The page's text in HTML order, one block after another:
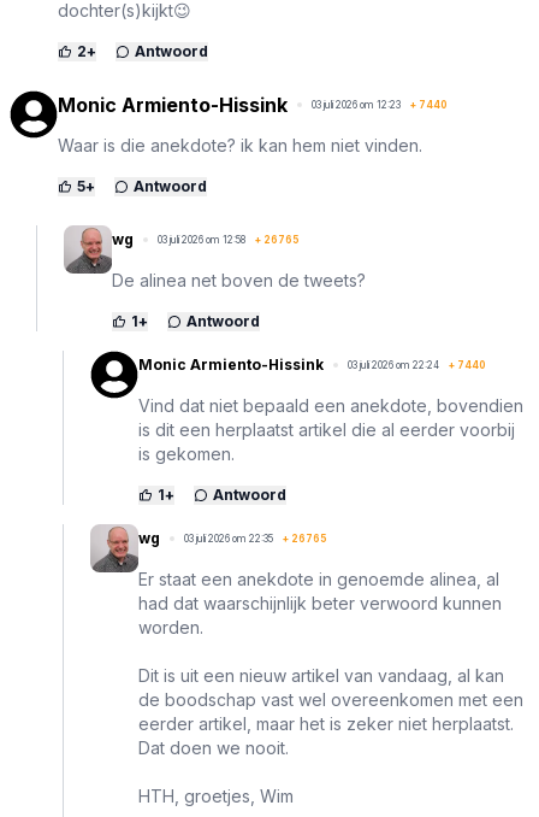
dochter(s)kijkt😉
2+ Antwoord
Monic Armiento-Hissink 03 juli 2026 om 12:23 + 7440
Waar is die anekdote? ik kan hem niet vinden.
5+ Antwoord
wg 03 juli 2026 om 12:58 + 26765
De alinea net boven de tweets?
1+ Antwoord
Monic Armiento-Hissink 03 juli 2026 om 22:24 + 7440
Vind dat niet bepaald een anekdote, bovendien
is dit een herplaatst artikel die al eerder voorbij
is gekomen.
1+ Antwoord
wg 03 juli 2026 om 22:35 + 26765
Er staat een anekdote in genoemde alinea, al
had dat waarschijnlijk beter verwoord kunnen
worden.
Dit is uit een nieuw artikel van vandaag, al kan
de boodschap vast wel overeenkomen met een
eerder artikel, maar het is zeker niet herplaatst.
Dat doen we nooit.
HTH, groetjes, Wim